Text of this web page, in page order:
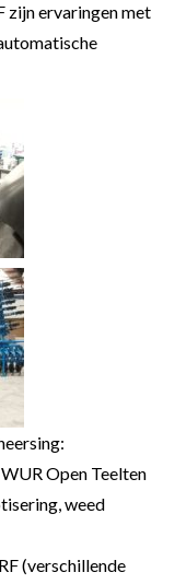
zijn ervaringen met
Open Teelten
weed
(verschillende